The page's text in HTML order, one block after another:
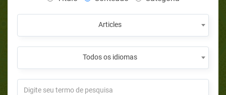
Articles
Todos os idiomas